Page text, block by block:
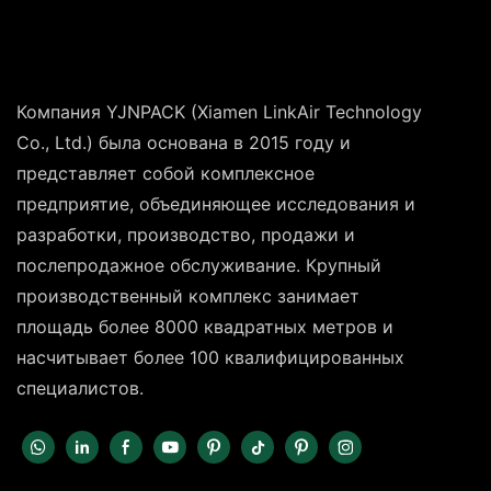
Компания YJNPACK (Xiamen LinkAir Technology
Co., Ltd.) была основана в 2015 году и
представляет собой комплексное
предприятие, объединяющее исследования и
разработки, производство, продажи и
послепродажное обслуживание. Крупный
производственный комплекс занимает
площадь более 8000 квадратных метров и
насчитывает более 100 квалифицированных
специалистов.